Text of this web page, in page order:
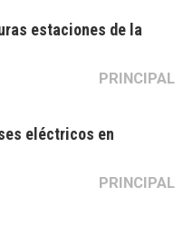
estaciones de la
PRINCIPAL
eléctricos en
PRINCIPAL